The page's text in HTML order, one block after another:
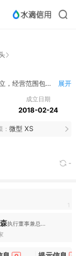
简介：郓城栩昂贸易有限公司,2018年02月24日成立，经营范围包括旧石材、老榆木购销；家具销售；苗木、环卫设备销售。（依法须经批准的项目，经相关部门批准后方可开展经营活动） 展开
成立日期
2018-02-24
微型 XS
-
1
执行董事兼总经理